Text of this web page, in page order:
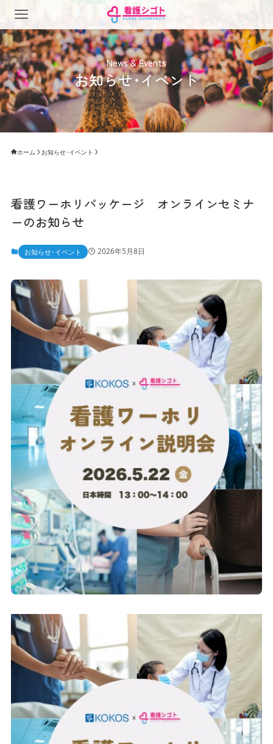
News & Events
お知らせ･イベント
ホーム お知らせ･イベント
看護ワーホリパッケージ オンラインセミナ
ーのお知らせ
お知らせ･イベント 2026年5月8日